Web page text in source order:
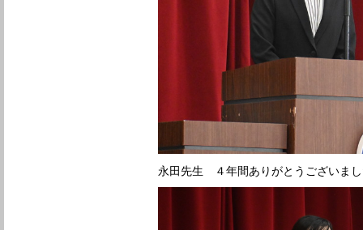
永田先生 ４年間ありがとうございま